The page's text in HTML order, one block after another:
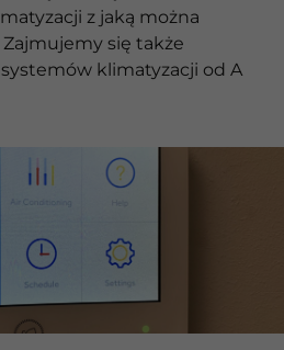
z jaką można
się także
klimatyzacji od A